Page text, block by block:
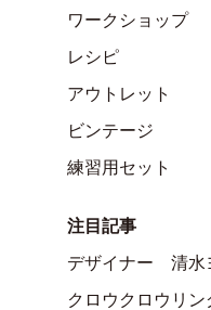
ワークショップ
レシピ
アウトレット
ビンテージ
練習用セット
注目記事
デザイナー 清水
クロウクロウリ